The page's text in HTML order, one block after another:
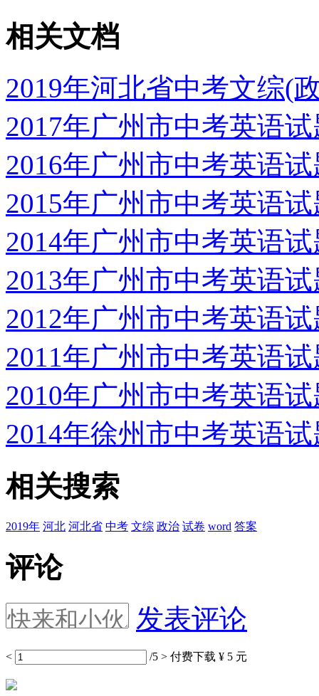
相关文档
2019年河北省中考文综(
2017年广州市中考英语
2016年广州市中考英语
2015年广州市中考英语
2014年广州市中考英语
2013年广州市中考英语
2012年广州市中考英语
2011年广州市中考英语
2010年广州市中考英语
2014年徐州市中考英语
相关搜索
2019年 河北 河北省 中考 文综 政治 试卷 word 答案
评论
发表评论
< /5 > 付费下载 ¥ 5 元